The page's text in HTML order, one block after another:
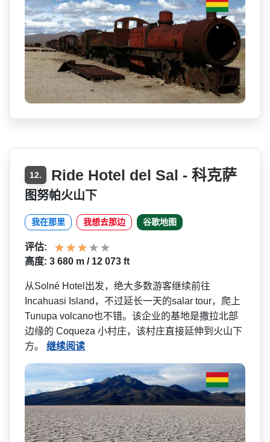
12. Ride Hotel del Sal - 科克萨
图努帕火山下
我在那里 我想去那边 谷歌地图
评估:
高度: 3 680 m / 12 073 ft
从Solné Hotel出发，绝大多数游客­继续前往
Incahuasi Island，不过延长一天的salar tour，爬上
Tunupa volcano也不错。该企业的基地­是撒拉北部
边缘的 Coqueza 小村庄，该村庄直接延伸到火山下
方。 继续阅读